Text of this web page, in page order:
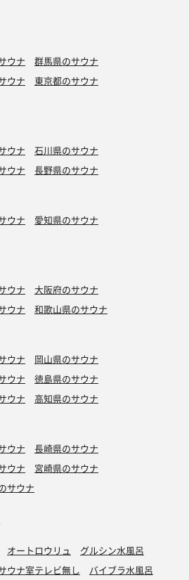
ウナ
群馬県のサウナ
ウナ
東京都のサウナ
ウナ
石川県のサウナ
ウナ 長野県のサウナ
ウナ
愛知県のサウナ
ウナ
大阪府のサウナ
ウナ 和歌山県のサウナ
ウナ
岡山県のサウナ
ウナ
徳島県のサウナ
ウナ 高知県のサウナ
ウナ
長崎県のサウナ
ウナ
宮崎県のサウナ
サウナ
オートロウリュ
グルシン水風呂
ウナ室テレビ無し
バイブラ水風呂